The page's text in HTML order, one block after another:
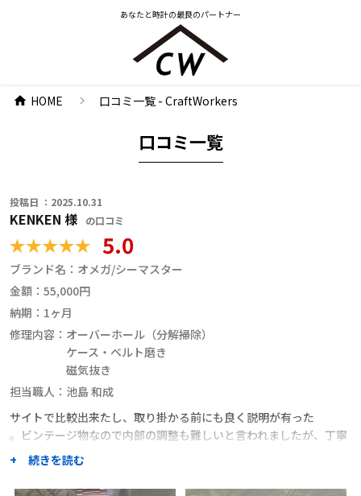
あなたと時計の最良のパートナー
home HOME chevron_right 口コミ一覧 - CraftWorkers
口コミ一覧
投稿日 ：2025.10.31
KENKEN 様 の口コミ
5.0
ブランド名： オメガ/シーマスター
金額： 55,000円
納期： 1ヶ月
修理内容： オーバーホール（分解掃除）
ケース・ベルト磨き
磁気抜き
担当職人： 池島 和成
サイトで比較出来たし、取り掛かる前にも良く説明が有った
。ビンテージ物なので内部の調整も難しいと言われましたが、丁寧
な仕上がりで大変満足しています
+ 続きを読む